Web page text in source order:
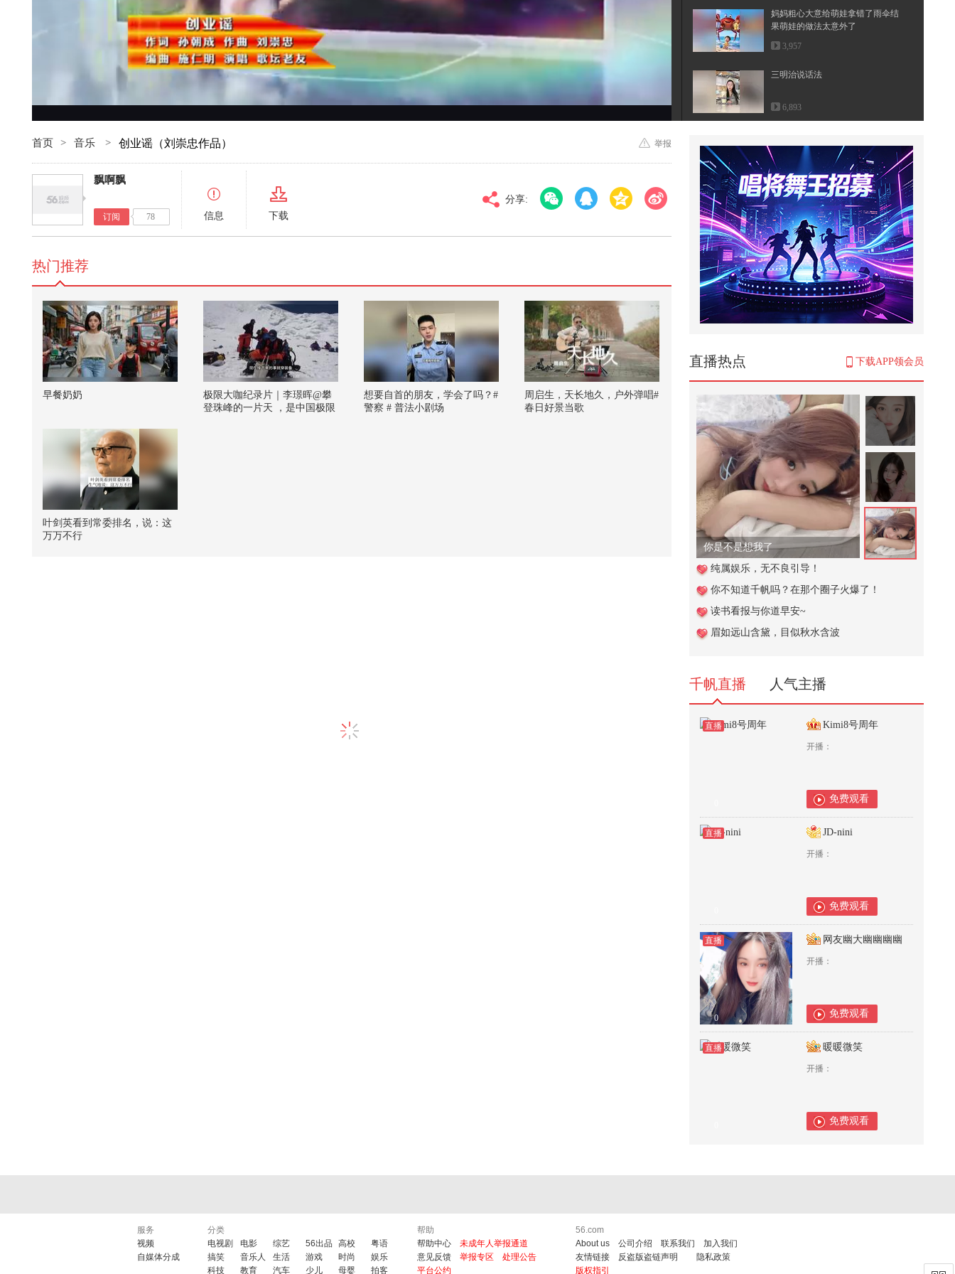
标清 倍速
妈妈粗心大意给萌娃拿错了雨伞结
果萌娃的做法太意外了
3,957
三明治说话法
6,893
张朝阳 @小狐 @80后小芳 @搞笑
狐
1,114
#2026春季搜狐视频关注流大会 就
你嘴硬，难道我就没有武器嘛
1,339
麻烦给我的爱人来一杯mojito #被国
风硬控了
38.6万
#笑花笑草上线ing
切开高尔夫球前，你能猜出它内部
什么样吗？属实长见识了
1,962
心梗其实可以避免，只是很多时候
都被忽略了。#全民健康素养提升
1,761
#一不小心就潮了 【一镜解锁潮生
活】欢迎收看本宝宝在广州和@晒
小...
221
125. 今天吃冰淇淋炒面…
2,108
中国人的辈分到底有多乱 @张朝阳
@搞笑狐 @80后小芳 @小狐
首页 > 音乐 > 创业谣（刘崇忠作品） 举报
飘啊飘
订阅 78 信息 下载
分享:
直播热点 下载APP领会员
你是不是想我了
纯属娱乐，无不良引导！
你不知道千帆吗？在那个圈子火爆了！
读书看报与你道早安~
眉如远山含黛，目似秋水含波
千帆直播 人气主播
直播 Kimi8号周年
开播：
免费观看
直播 JD-nini
开播：
免费观看
直播
0
网友幽大幽幽幽幽
开播：
免费观看
直播 暖暖微笑
开播：
免费观看
热门推荐
早餐奶奶
极限大咖纪录片｜李璟晖@攀
登珠峰的一片天 ，是中国极限
想要自首的朋友，学会了吗？#
警察 # 普法小剧场
周启生，天长地久，户外弹唱#
春日好景当歌
叶剑英看到常委排名，说：这
万万不行
服务
视频
自媒体分成
分类
电视剧
电影 综艺 56出品 高校
粤语
搞笑
音乐人 生活 游戏 时尚
娱乐
科技
教育 汽车 少儿 母婴 拍客
帮助
帮助中心
未成年人举报通道
意见反馈
举报专区
处理公告
平台公约
56.com
About us
公司介绍 联系我们
加入我们
友情链接
反盗版盗链声明
隐私政策
版权指引